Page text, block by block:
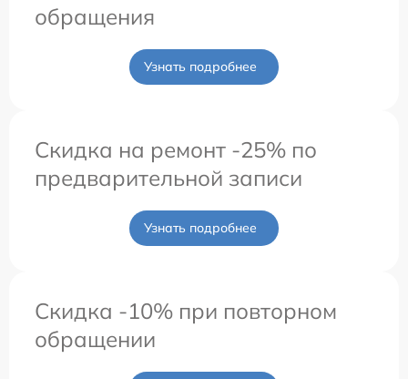
обращения
Узнать подробнее
Скидка на ремонт -25% по
предварительной записи
Узнать подробнее
Скидка -10% при повторном
обращении